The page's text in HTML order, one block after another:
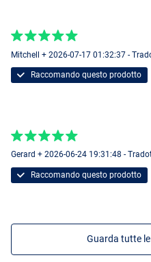
Mitchell + 2026-07-17 01:32:37 -
Raccomando questo prodotto
Gerard + 2026-06-24 19:31:48 -
Raccomando questo prodotto
Guarda tutte